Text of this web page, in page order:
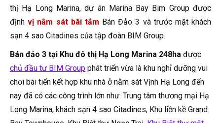
thị Hạ Long Marina, dự án Marina Bay Bim Group được
địnhvị nằm sát bãi tắm Bán Đảo 3 và trước mặt khách
sạn 4 sao Citadines của tập đoàn BIM Group.
Bán đảo 3 tại Khu đô thị Hạ Long Marina 248ha được
chủ đầu tư BIM Group phát triển vừa là khu nghỉ dưỡng vui
chơi bãi tiển kết hợp khu nhà ở nằm sát Vịnh Hạ Long đến
nay đã có các công trình lớn như: Trung tâm thương mại Hạ
Long Marina, khách sạn 4 sao Citadines, Khu liền kề Grand